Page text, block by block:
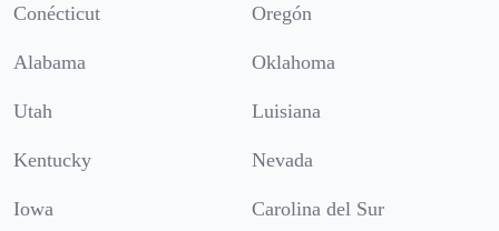
Conécticut Oregón
Alabama Oklahoma
Utah Luisiana
Kentucky Nevada
Iowa Carolina del Sur